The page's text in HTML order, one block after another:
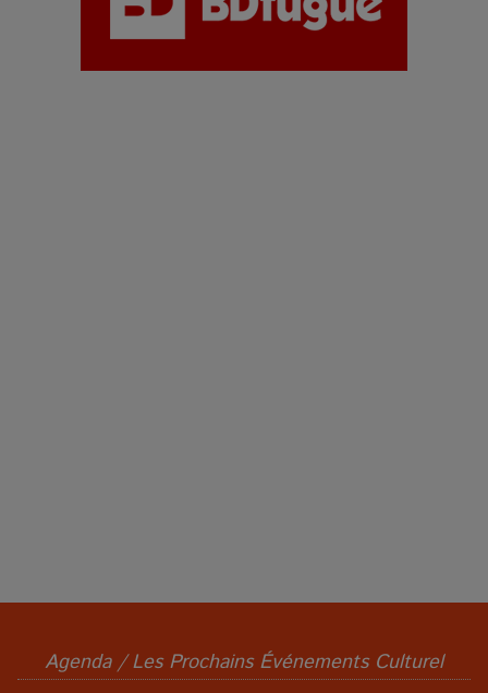
Agenda / Les Prochains Événements Culturel